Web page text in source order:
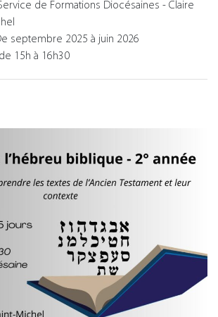
de Formations Diocésaines - Claire
septembre 2025 à juin 2026
de 15h à 16h30